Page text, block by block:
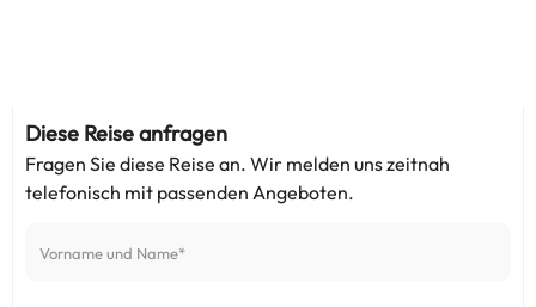
Diese Reise anfragen
Fragen Sie diese Reise an. Wir melden uns zeitnah
telefonisch mit passenden Angeboten.